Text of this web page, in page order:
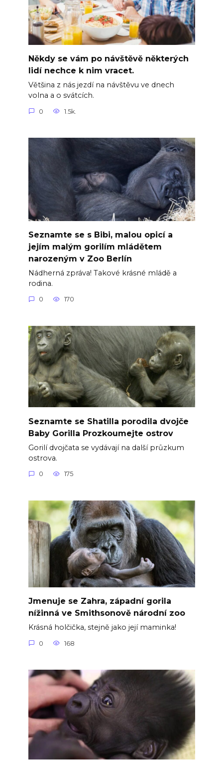
Někdy se vám po návštěvě některých
lidí nechce k nim vracet.
Většina z nás jezdí na návštěvu ve dnech
volna a o svátcích.
0 1.5k.
Seznamte se s Bibi, malou opicí a
jejím malým gorilím mládětem
narozeným v Zoo Berlín
Nádherná zpráva! Takové krásné mládě a
rodina.
0 170
Seznamte se Shatilla porodila dvojče
Baby Gorilla Prozkoumejte ostrov
Gorilí dvojčata se vydávají na další průzkum
ostrova.
0 175
Jmenuje se Zahra, západní gorila
nížinná ve Smithsonově národní zoo
Krásná holčička, stejně jako její maminka!
0 168